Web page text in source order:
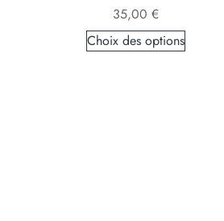
35,00 €
Choix des options